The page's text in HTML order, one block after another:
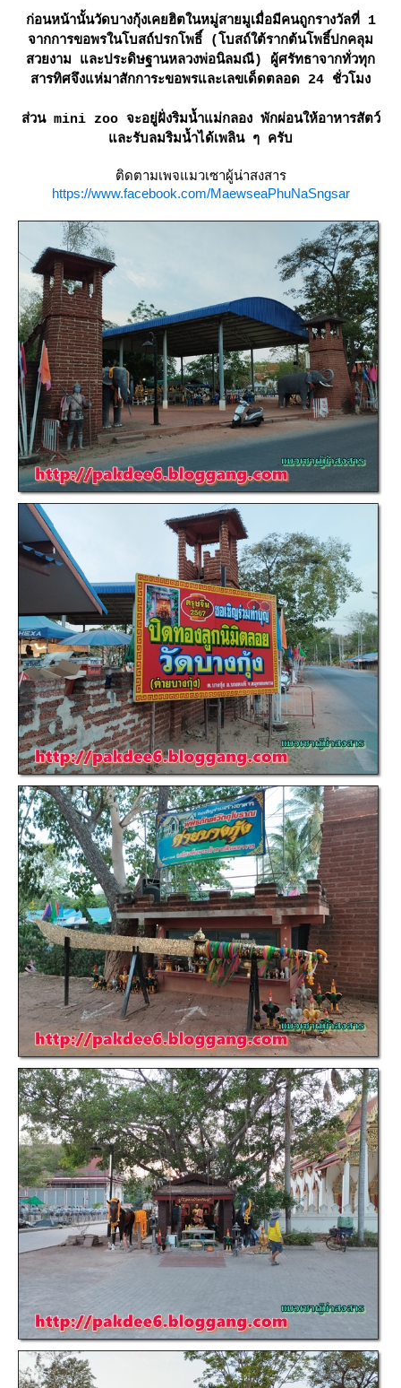
ก่อนหน้านั้นวัดบางกุ้งเคยฮิตในหมู่สายมูเมื่อมีคนถูกรางวัลที่ 1
จากการขอพรในโบสถ์ปรกโพธิ์ (โบสถ์ใต้รากต้นโพธิ์ปกคลุม
สวยงาม และประดิษฐานหลวงพ่อนิลมณี) ผู้ศรัทธาจากทั่วทุก
สารทิศจึงแห่มาสักการะขอพรและเลขเด็ดตลอด 24 ชั่วโมง
ส่วน mini zoo จะอยู่ฝั่งริมน้ำแม่กลอง พักผ่อนให้อาหารสัตว์
ละรับลมริมน้ำได้เพลิน ๆ ครับ
ติดตามเพจแมวเซาผู้น่าสงสาร
https://www.facebook.com/MaewseaPhuNaSngsar